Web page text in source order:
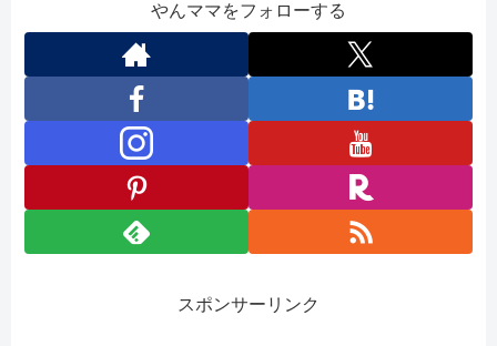
やんママをフォローする
スポンサーリンク